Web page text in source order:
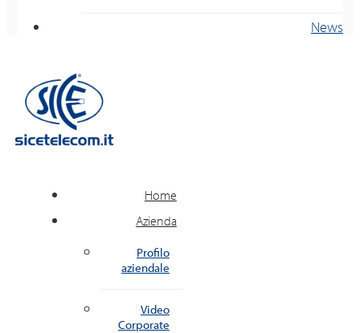
News
Home
Azienda
Profilo
aziendale
Video
Corporate